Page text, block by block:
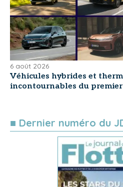
6 août 2026
Véhicules hybrides et
incontournables du premier
■ Dernier numéro du